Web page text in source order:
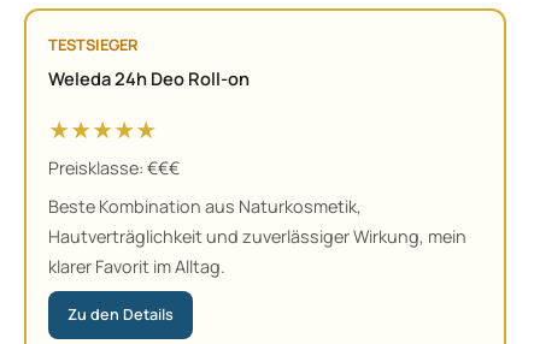
TESTSIEGER
Weleda 24h Deo Roll-on
★★★★★
Preisklasse: €€€
Beste Kombination aus Naturkosmetik,
Hautverträglichkeit und zuverlässiger Wirkung, mein
klarer Favorit im Alltag.
Zu den Details